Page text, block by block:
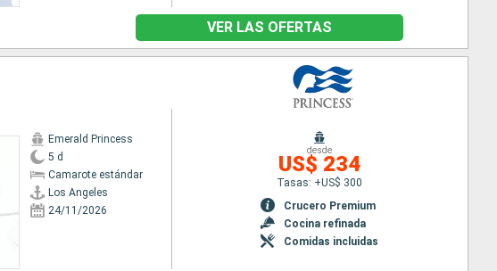
VER LAS OFERTAS
Emerald Princess
5 d
Camarote estándar
Los Angeles
24/11/2026
desde
US$ 234
Tasas: +US$ 300
Crucero Premium
Cocina refinada
Comidas incluidas